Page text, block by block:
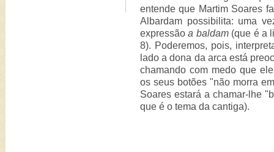
entende que Martim Soares
Albardam possibilita: uma
expressãoa baldam(que é a
8). Poderemos, pois,
lado a dona da arca está
chamando com medo que
os seus botões "não morra
Soares estará a chamar-lhe
que é o tema da cantiga).